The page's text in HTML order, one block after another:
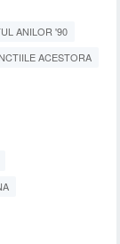
ANILOR '90
ACESTORA